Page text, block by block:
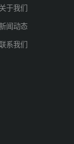
关于我们
闻动态
联系我们